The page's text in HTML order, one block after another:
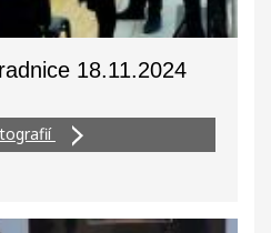
18.11.2024